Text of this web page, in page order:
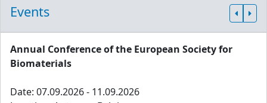
Events
Annual Conference of the European Society for
Biomaterials
Date: 07.09.2026 - 11.09.2026